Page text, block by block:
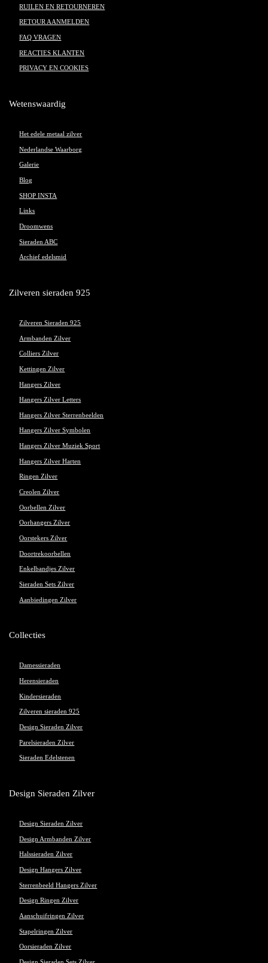
RUILEN EN RETOURNEREN
RETOUR AANMELDEN
FAQ VRAGEN
REACTIES KLANTEN
PRIVACY EN COOKIES
Wetenswaardig
Het edele metaal zilver
Nederlandse Waarborg
Galerie
Blog
SHOP INSTA
Links
Droomwens
Sieraden ABC
Archief edelsmid
Zilveren sieraden 925
Zilveren Sieraden 925
Armbanden Zilver
Colliers Zilver
Kettingen Zilver
Hangers Zilver
Hangers Zilver Letters
Hangers Zilver Sterrenbeelden
Hangers Zilver Symbolen
Hangers Zilver Muziek Sport
Hangers Zilver Harten
Ringen Zilver
Creolen Zilver
Oorbellen Zilver
Oorhangers Zilver
Oorstekers Zilver
Doortrekoorbellen
Enkelbandjes Zilver
Sieraden Sets Zilver
Aanbiedingen Zilver
Collecties
Damessieraden
Herensieraden
Kindersieraden
Zilveren sieraden 925
Design Sieraden Zilver
Parelsieraden Zilver
Sieraden Edelstenen
Design Sieraden Zilver
Design Sieraden Zilver
Design Armbanden Zilver
Halssieraden Zilver
Design Hangers Zilver
Sterrenbeeld Hangers Zilver
Design Ringen Zilver
Aanschuifringen Zilver
Stapelringen Zilver
Oorsieraden Zilver